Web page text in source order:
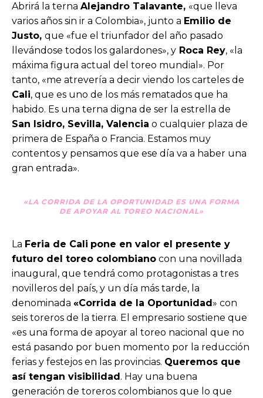
Abrirá la terna Alejandro Talavante, «que lleva
varios años sin ir a Colombia», junto a Emilio de
Justo, que «fue el triunfador del año pasado
llevándose todos los galardones», y Roca Rey, «la
máxima figura actual del toreo mundial». Por
tanto, «me atrevería a decir viendo los carteles de
Cali, que es uno de los más rematados que ha
habido. Es una terna digna de ser la estrella de
San Isidro, Sevilla, Valencia o cualquier plaza de
primera de España o Francia. Estamos muy
contentos y pensamos que ese día va a haber una
gran entrada».
«LA CORRIDA DE LA OPORTUNIDAD ES UNA FORMA
DE APOYAR AL TOREO NACIONAL»
La Feria de Cali pone en valor el presente y
futuro del toreo colombiano con una novillada
inaugural, que tendrá como protagonistas a tres
novilleros del país, y un día más tarde, la
denominada «Corrida de la Oportunidad» con
seis toreros de la tierra. El empresario sostiene que
«es una forma de apoyar al toreo nacional que no
está pasando por buen momento por la reducción
ferias y festejos en las provincias. Queremos que
así tengan visibilidad. Hay una buena
generación de toreros colombianos que lo que